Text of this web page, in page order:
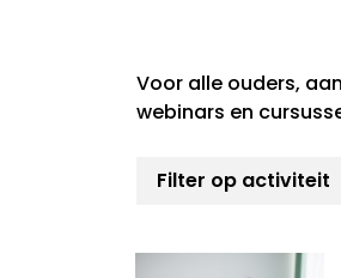
Voor alle ouders,
webinars en